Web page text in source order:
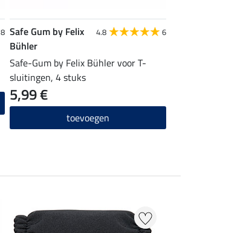
8 Safe Gum by Felix
Bühler
4.8 6
Safe-Gum by Felix Bühler voor T-
sluitingen, 4 stuks
5,99 €
toevoegen